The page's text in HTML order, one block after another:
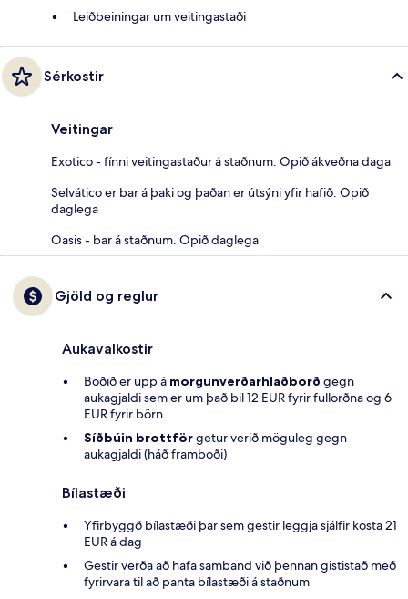
Leiðbeiningar um veitingastaði
Sérkostir
Veitingar
Exotico - fínni veitingastaður á staðnum. Opið ákveðna daga
Selvático er bar á þaki og þaðan er útsýni yfir hafið. Opið
daglega
Oasis - bar á staðnum. Opið daglega
Gjöld og reglur
Aukavalkostir
Boðið er upp á morgunverðarhlaðborð gegn
aukagjaldi sem er um það bil 12 EUR fyrir fullorðna og 6
EUR fyrir börn
Síðbúin brottförgetur verið möguleg gegn
aukagjaldi (háð framboði)
Bílastæði
Yfirbyggð bílastæði þar sem gestir leggja sjálfir kosta 21
EUR á dag
Gestir verða að hafa samband við þennan gististað með
fyrirvara til að panta bílastæði á staðnum